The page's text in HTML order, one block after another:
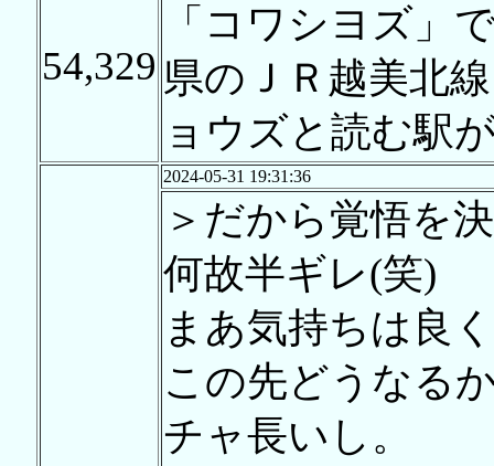
54,329
「コワシヨズ」
県のＪＲ越美北
ョウズと読む駅
2024-05-31 19:31:36
＞だから覚悟を
何故半ギレ(笑)
まあ気持ちは良
この先どうなる
チャ長いし。